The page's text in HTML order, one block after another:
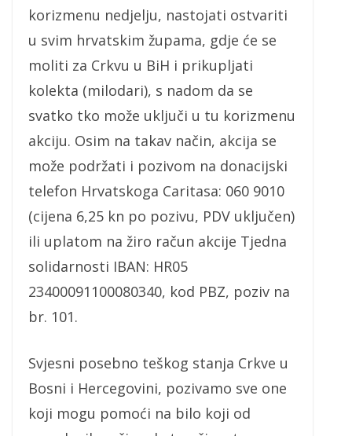
korizmenu nedjelju, nastojati ostvariti
u svim hrvatskim župama, gdje će se
moliti za Crkvu u BiH i prikupljati
kolekta (milodari), s nadom da se
svatko tko može uključi u tu korizmenu
akciju. Osim na takav način, akcija se
može podržati i pozivom na donacijski
telefon Hrvatskoga Caritasa: 060 9010
(cijena 6,25 kn po pozivu, PDV uključen)
ili uplatom na žiro račun akcije Tjedna
solidarnosti IBAN: HR05
23400091100080340, kod PBZ, poziv na
br. 101.
Svjesni posebno teškog stanja Crkve u
Bosni i Hercegovini, pozivamo sve one
koji mogu pomoći na bilo koji od